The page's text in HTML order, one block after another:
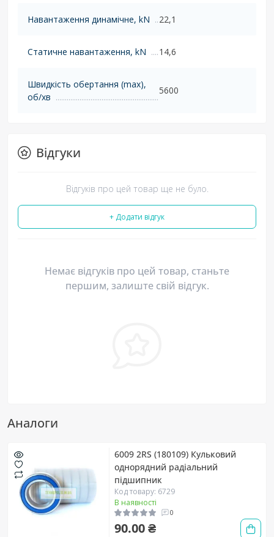
Навантаження динамічне, kN 22,1
Статичне навантаження, kN 14,6
Швидкість обертання (max),
об/хв
5600
Відгуки
Відгуків про цей товар ще не було.
+ Додати відгук
Немає відгуків про цей товар, станьте
першим, залиште свій відгук.
Аналоги
6009 2RS (180109) Кульковий
однорядний радіальний
підшипник
Код товару: 6729
В наявності
0
90.00 ₴